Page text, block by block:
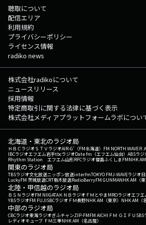
聴取について
配信エリア
利用規約
プライバシーポリシー
ライセンス情報
radiko news
株式会社radikoについて
ニュースリリース
採用情報
特定商取引に関する法律に基づく表示
株式会社メディアプラットフォームラボについ
北海道・東北のラジオ局
ＨＢＣラジオＳＴＶラジオAIR-G'（FM北海道） FM NORTH WAVEＲ
IBCラジオエフエム岩手tbcラジオDate fm（エフエム仙台） ABSラジ
Rhythm Station エフエム山形RFCラジオ福島ふくしまFMNHK AM
関東のラジオ局
TBSラジオ文化放送ニッポン放送interfmTOKYO FMJ-WAVEラジオ
LuckyFM 茨城放送CRT栃木放送RadioBerryFM GUNMANHK AM（東
北陸・甲信越のラジオ局
ＢＳＮラジオFM NIIGATAＫＮＢラジオ ＦＭとやまMROラジオエフエ
YBSラジオFM FUJISBCラジオ ＦＭ長野NHK AM（東京） NHK AM（
中部のラジオ局
CBCラジオ東海ラジオぎふチャンZIP-FMFM AICHI ＦＭ ＧＩＦＵ SBS
レディオキューブ ＦＭ三重NHK AM（名古屋）